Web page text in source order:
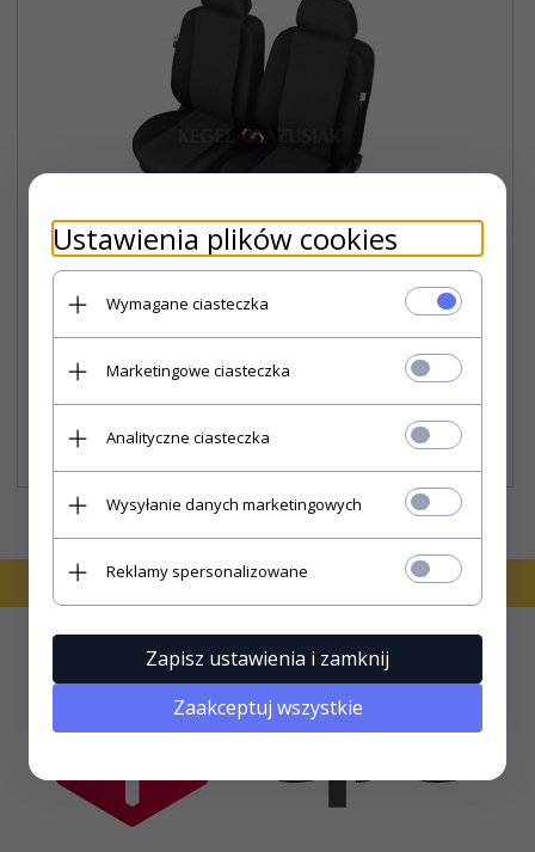
158,30PLN*
Cena rynkowa:
Ustawienia plików cookies
Wymagane ciasteczka
Marketingowe ciasteczka
Analityczne ciasteczka
Wysyłanie danych marketingowych
Reklamy spersonalizowane
Zapisz ustawienia i zamknij
Zaakceptuj wszystkie